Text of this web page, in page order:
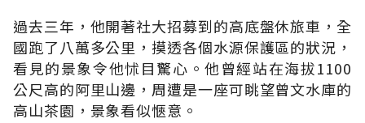
過去三年，他開著社大招募到的高底盤休旅車，全
國跑了八萬多公里，摸透各個水源保護區的狀況，
看見的景象令他怵目驚心。他曾經站在海拔1100
公尺高的阿里山邊，周遭是一座可眺望曾文水庫的
高山茶園，景象看似愜意。